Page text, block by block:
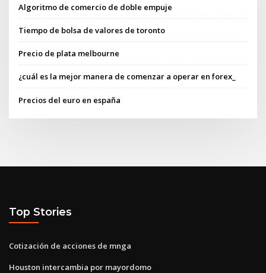
Algoritmo de comercio de doble empuje
Tiempo de bolsa de valores de toronto
Precio de plata melbourne
¿cuál es la mejor manera de comenzar a operar en forex_
Precios del euro en españa
Top Stories
Cotización de acciones de mnga
Houston intercambia por mayordomo